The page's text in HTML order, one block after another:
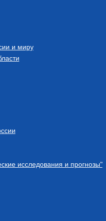
и миру
исследования и прогнозы"